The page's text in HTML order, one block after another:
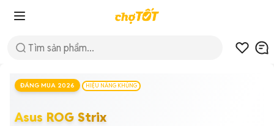
ĐÁNG MUA 2026 HIỆU NĂNG KHỦNG
Asus ROG Strix